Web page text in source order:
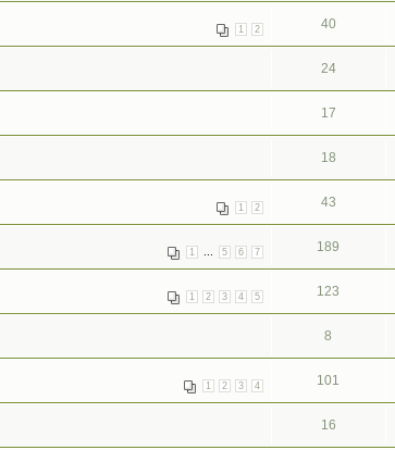
1 2 40
24
17
18
1 2 43
1 5 6 7 189
1 2 3 4 5 123
8
1 2 3 4 101
16